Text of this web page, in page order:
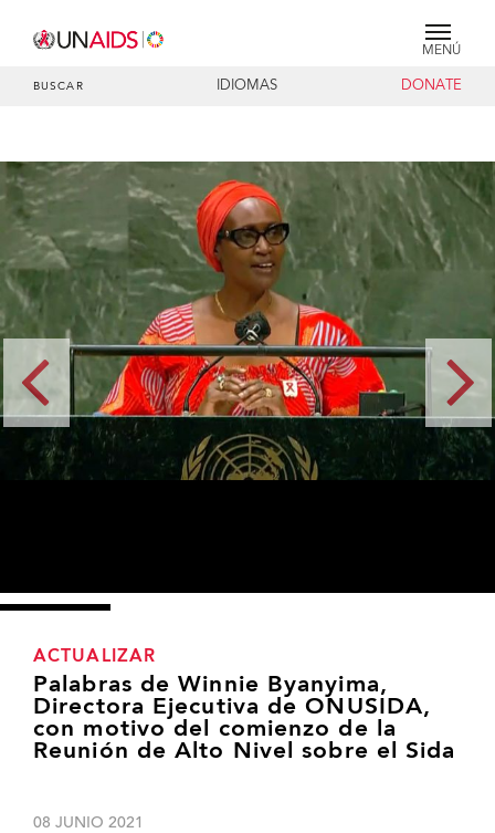
MENÚ
BUSCAR IDIOMAS DONATE
ACTUALIZAR
Palabras de Winnie Byanyima,
Directora Ejecutiva de ONUSIDA,
con motivo del comienzo de la
Reunión de Alto Nivel sobre el Sida
08 JUNIO 2021